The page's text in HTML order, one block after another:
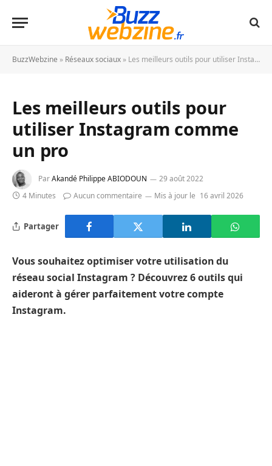
BuzzWebzine » Réseaux sociaux » Les meilleurs outils pour utiliser Instagram comme un pro
Les meilleurs outils pour
utiliser Instagram comme
un pro
ParAkandé Philippe ABIODOUN
29 août 2022
4 Minutes
Aucun commentaire Mis à jour le 16 avril 2026
Partager
Vous souhaitez optimiser votre utilisation du
réseau social Instagram ? Découvrez 6 outils qui
aideront à gérer parfaitement votre compte
Instagram.